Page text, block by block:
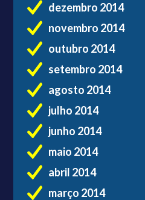
dezembro 2014
novembro 2014
outubro 2014
setembro 2014
agosto 2014
julho 2014
junho 2014
maio 2014
abril 2014
março 2014